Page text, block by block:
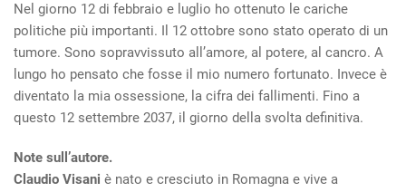
Nel giorno 12 di febbraio e luglio ho ottenuto le cariche
politiche più importanti. Il 12 ottobre sono stato operato di un
tumore. Sono sopravvissuto all’amore, al potere, al cancro. A
lungo ho pensato che fosse il mio numero fortunato. Invece è
diventato la mia ossessione, la cifra dei fallimenti. Fino a
questo 12 settembre 2037, il giorno della svolta definitiva.
Note sull’autore.
Claudio Visani è nato e cresciuto in Romagna e vive a